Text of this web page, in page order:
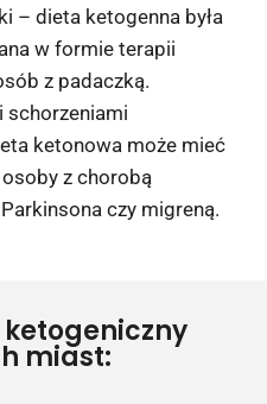
– dieta ketogenna była
w formie terapii
z padaczką.
schorzeniami
ketonowa może mieć
z chorobą
czy migreną.
miast: